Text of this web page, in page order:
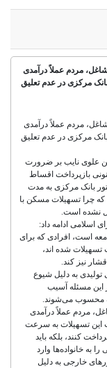
مردم عملاً درآمدی
مرکزی در عدم تعلیق
مردم عملاً درآمدی
مرکزی در عدم تعلیق
علوی نایب بر ضرورت
بازپرداخت اقساط
بانک مرکزی به مدت
چرا تسهیلات مسکن با
نشده است.
اسلامی ادامه داد:
است، افرادی که برای
تسهیلات شده اند،
نیز کند.
به دلیل شیوع
این مسئله آسیب
محسوب می‌شوند.
مردم عملاً درآمدی
این تسهیلات به سرعت
کنند، بلکه باید
به خانواده‌ها وارد
خارجی به دلیل